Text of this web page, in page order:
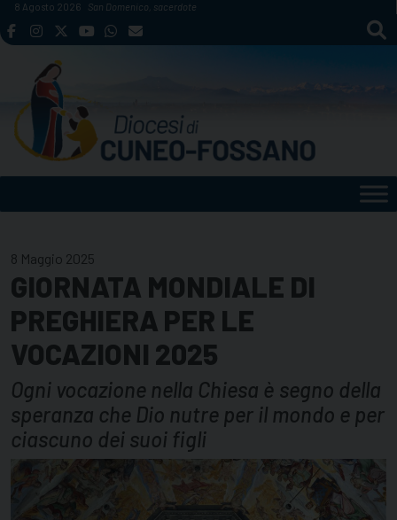
Skip
to
8 Agosto 2026 San Domenico, sacerdote
8 Maggio 2025
GIORNATA MONDIALE DI
PREGHIERA PER LE
VOCAZIONI 2025
Ogni vocazione nella Chiesa è segno della
speranza che Dio nutre per il mondo e per
ciascuno dei suoi figli